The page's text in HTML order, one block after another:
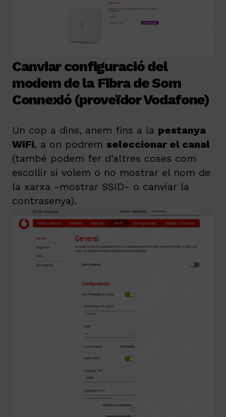
Canviar configuració del
modem de la Fibra de Som
Connexió (proveïdor Vodafone)
Un cop a dins, anem fins a la pestanya
WiFi, a on podrem seleccionar el canal
(també podem fer d’altres coses com
escollir si volem o no mostrar el nom de
la xarxa -mostrar SSID- o canviar la
contrasenya).